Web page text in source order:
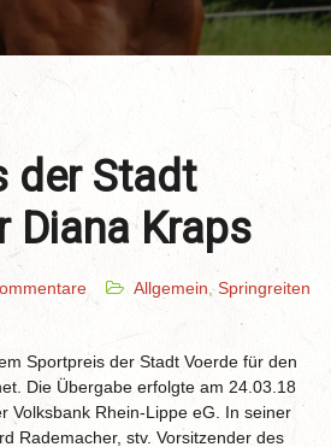
der Stadt
Diana Kraps
Allgemein ,Springreiten
Sportpreis der Stadt Voerde für den
Die Übergabe erfolgte am 24.03.18
Volksbank Rhein-Lippe eG. In seiner
Rademacher, stv. Vorsitzender des